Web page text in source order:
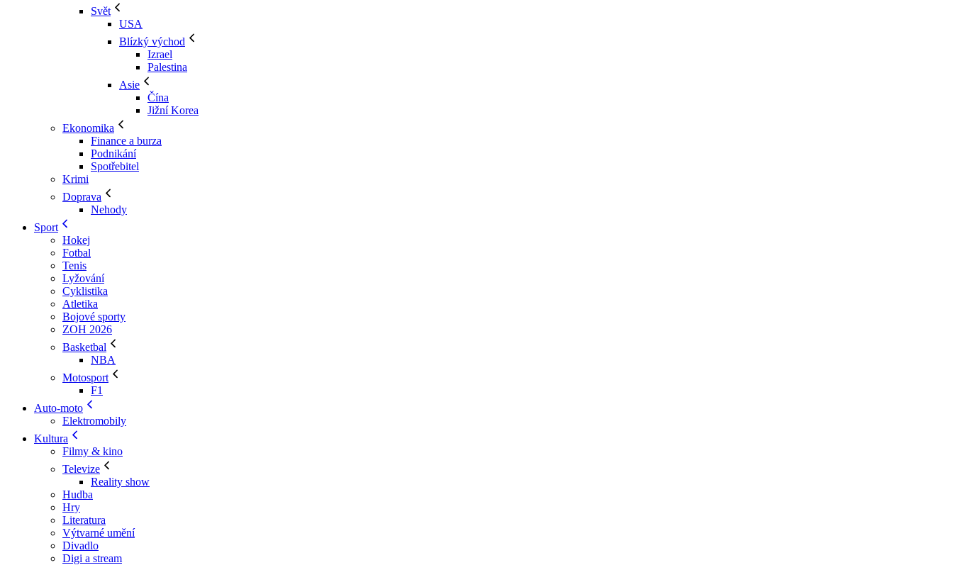
Svět
USA
Blízký východ
Izrael
Palestina
Asie
Čína
Jižní Korea
Ekonomika
Finance a burza
Podnikání
Spotřebitel
Krimi
Doprava
Nehody
Sport
Hokej
Fotbal
Tenis
Lyžování
Cyklistika
Atletika
Bojové sporty
ZOH 2026
Basketbal
NBA
Motosport
F1
Auto-moto
Elektromobily
Kultura
Filmy & kino
Televize
Reality show
Hudba
Hry
Literatura
Výtvarné umění
Divadlo
Digi a stream